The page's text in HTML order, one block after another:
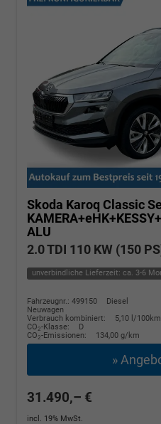
Skoda Karoq Classic
ALU
2.0 TDI 110 KW (150
unverbindliche Lieferzeit: ca. 3-6
Fahrzeugnr.: 499150
Diesel
Neuwagen
Verbrauch kombiniert:
5,10 l/100km
CO2-Klasse:
D
CO2-Emissionen: 134,00 g/km
»
31.490,– €
incl. 19% MwSt.